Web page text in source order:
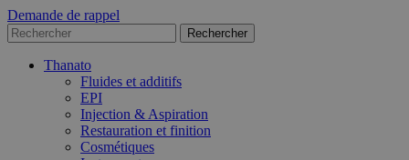
Demande de rappel
Thanato
Fluides et additifs
EPI
Injection & Aspiration
Restauration et finition
Cosmétiques